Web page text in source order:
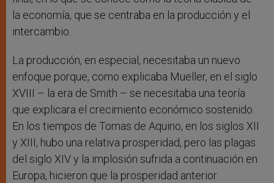
la economía, que se centraba en la producción y el
intercambio.
La producción, en especial, necesitaba un nuevo
enfoque porque, como explicaba Mueller, en el siglo
XVIII – la era de Smith – se necesitaba una teoría
que explicara el crecimiento económico sostenido.
En los tiempos de Tomas de Aquino, en los siglos XII
y XIII, hubo una relativa prosperidad, pero las plagas
del siglo XIV y la implosión sufrida a continuación en
Europa, hicieron que la prosperidad anterior